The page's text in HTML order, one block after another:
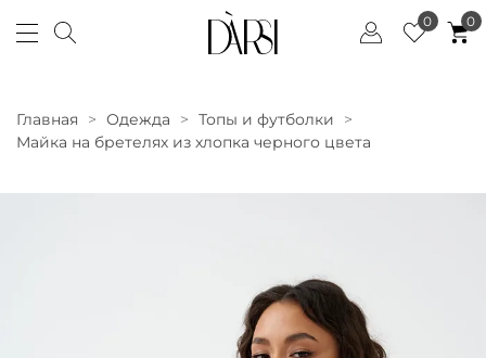
0 0
Главная Одежда
Топы и футболки
Майка на бретелях из хлопка черного цвета